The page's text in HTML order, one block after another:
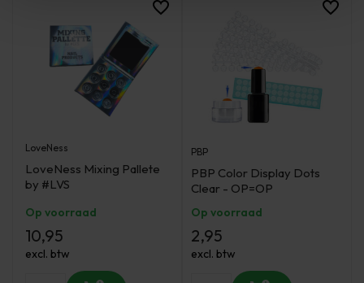
LoveNess
LoveNess Mixing Pallete
by #LVS
Op voorraad
10,95
excl. btw
PBP
PBP Color Display Dots
Clear - OP=OP
Op voorraad
2,95
excl. btw